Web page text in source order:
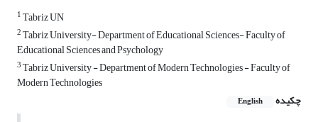
1Tabriz UN
2Tabriz University- Department of Educational Sciences- Faculty of
Educational Sciences and Psychology
3Tabriz University - Department of Modern Technologies - Faculty of
Modern Technologies
چکیده
English